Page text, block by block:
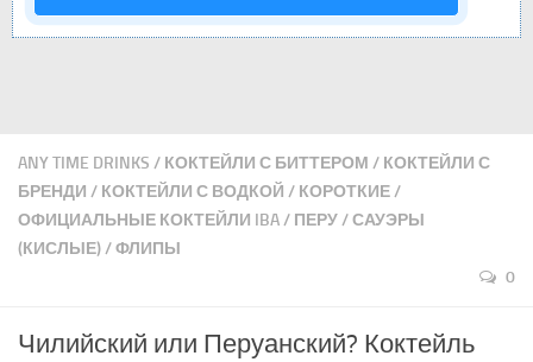
ANY TIME DRINKS / КОКТЕЙЛИ С БИТТЕРОМ / КОКТЕЙЛИ С
БРЕНДИ / КОКТЕЙЛИ С ВОДКОЙ / КОРОТКИЕ/
ОФИЦИАЛЬНЫЕ КОКТЕЙЛИ IBA/ ПЕРУ/САУЭРЫ
(КИСЛЫЕ)/ФЛИПЫ
0
Чилийский или Перуанский? Коктейль